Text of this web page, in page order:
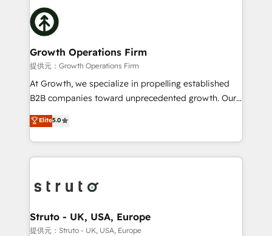
website development Award-winning creative
design We live and breathe HubSpot and are ready
insights with technical excellence, we deliver
bespoke HubSpot solutions tailored to drive
measurable growth and operational efficiency. Why
Choose Nexa Cognition? 🚀 HubSpot Expertise: Our
certified team specialises in CRM implementation,
marketing automation, and revenue operations. 🤝
Custom Solutions: From onboarding and
HubSpot with your business needs. 🌟 Proven
Results: We’ve helped businesses of all sizes
Packages: Choose ongoing support or project-based
solutions. We offer service packages designed to fit
Growth Operations Firm
提供元：Growth Operations Firm
At Growth, we specialize in propelling established
B2B companies toward unprecedented growth. Our
focus is on fine-tuning and enhancing your growth,
sales, and marketing operations. Unlike conventional
marketing agencies, we dive deep into the
operational aspects of your business, ensuring that
functioning optimally. With our expertise in leading
wealth of knowledge and experience to the table.
Our strategies are tailored to your business's unique
Elite5.0
Struto - UK, USA, Europe
提供元：Struto - UK, USA, Europe